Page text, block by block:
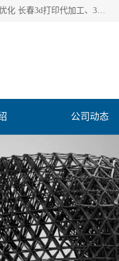
长春市东师青鸟科技有限公司从事3D打印代加工 3D打印设计服务 3D打印相关教育培训 3D打印设计优化 长春3d打印代加工、3D打印代加工及设计服务、3D打印相关教育培训、专利代理及优化、3D打印上下游技术服务，深耕工业设计、机械设计、3D打印多年年，拥有多项技术，辅助数十位客户完成自己的发明及实用新型专利。
公司动态